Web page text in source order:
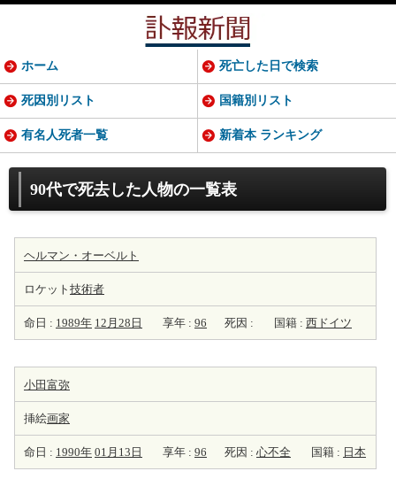
90代で死去した人物の一覧表
ヘルマン・オーベルト
ロケット 技術者
命日 : 1989年 12月28日 享年 : 96 死因 : 国籍 : 西ドイツ
小田富弥
挿絵画家
命日 : 1990年 01月13日 享年 : 96 死因 : 心不全 国籍 : 日本
ホーム 死亡した日で検索
死因別リスト 国籍別リスト
有名人死者一覧 新着本 ランキング